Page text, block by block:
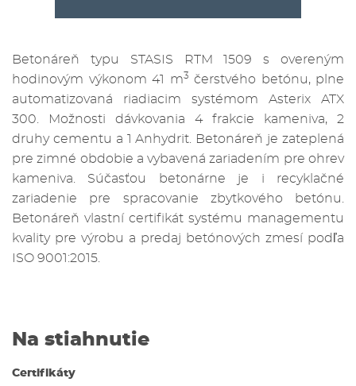
Betonáreň typu STASIS RTM 1509 s overeným
hodinovým výkonom 41 m3 čerstvého betónu, plne
automatizovaná riadiacim systémom Asterix ATX
300. Možnosti dávkovania 4 frakcie kameniva, 2
druhy cementu a 1 Anhydrit. Betonáreň je zateplená
pre zimné obdobie a vybavená zariadením pre ohrev
kameniva. Súčasťou betonárne je i recyklačné
zariadenie pre spracovanie zbytkového betónu.
Betonáreň vlastní certifikát systému managementu
kvality pre výrobu a predaj betónových zmesí podľa
ISO 9001:2015.
Na stiahnutie
Certifikáty